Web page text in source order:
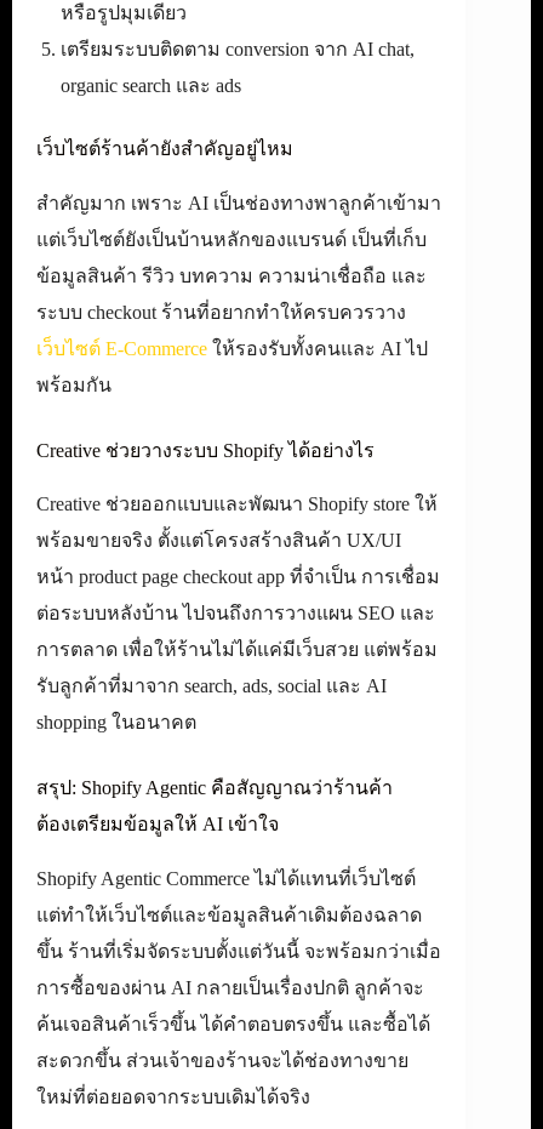
หรือรูปมุมเดียว
เตรียมระบบติดตาม conversion จาก AI chat,
organic search และ ads
เว็บไซต์ร้านค้ายังสำคัญอยู่ไหม
สำคัญมาก เพราะ AI เป็นช่องทางพาลูกค้าเข้ามา
แต่เว็บไซต์ยังเป็นบ้านหลักของแบรนด์ เป็นที่เก็บ
ข้อมูลสินค้า รีวิว บทความ ความน่าเชื่อถือ และ
ระบบ checkout ร้านที่อยากทำให้ครบควรวาง
เว็บไซต์ E-Commerce ให้รองรับทั้งคนและ AI ไป
พร้อมกัน
Creative ช่วยวางระบบ Shopify ได้อย่างไร
Creative ช่วยออกแบบและพัฒนา Shopify store ให้
พร้อมขายจริง ตั้งแต่โครงสร้างสินค้า UX/UI
หน้า product page checkout app ที่จำเป็น การเชื่อม
ต่อระบบหลังบ้าน ไปจนถึงการวางแผน SEO และ
การตลาด เพื่อให้ร้านไม่ได้แค่มีเว็บสวย แต่พร้อม
รับลูกค้าที่มาจาก search, ads, social และ AI
shopping ในอนาคต
สรุป: Shopify Agentic คือสัญญาณว่าร้านค้า
ต้องเตรียมข้อมูลให้ AI เข้าใจ
Shopify Agentic Commerce ไม่ได้แทนที่เว็บไซต์
แต่ทำให้เว็บไซต์และข้อมูลสินค้าเดิมต้องฉลาด
ขึ้น ร้านที่เริ่มจัดระบบตั้งแต่วันนี้ จะพร้อมกว่าเมื่อ
การซื้อของผ่าน AI กลายเป็นเรื่องปกติ ลูกค้าจะ
ค้นเจอสินค้าเร็วขึ้น ได้คำตอบตรงขึ้น และซื้อได้
สะดวกขึ้น ส่วนเจ้าของร้านจะได้ช่องทางขาย
ใหม่ที่ต่อยอดจากระบบเดิมได้จริง